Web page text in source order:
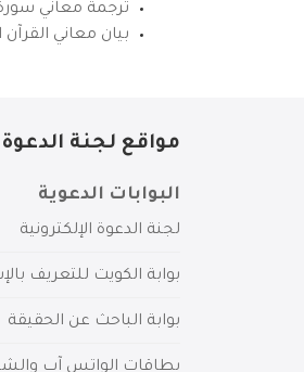
ترجمة معاني سورة
بيان معاني القرآن
مواقع لجنة الدعوة
البوابات الدعوية
لجنة الدعوة الإلكترونية
بوابة الكويت للتعريف
بوابة الباحث عن الحقيقة
بطاقات الواتس آب